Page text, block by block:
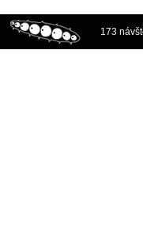
173